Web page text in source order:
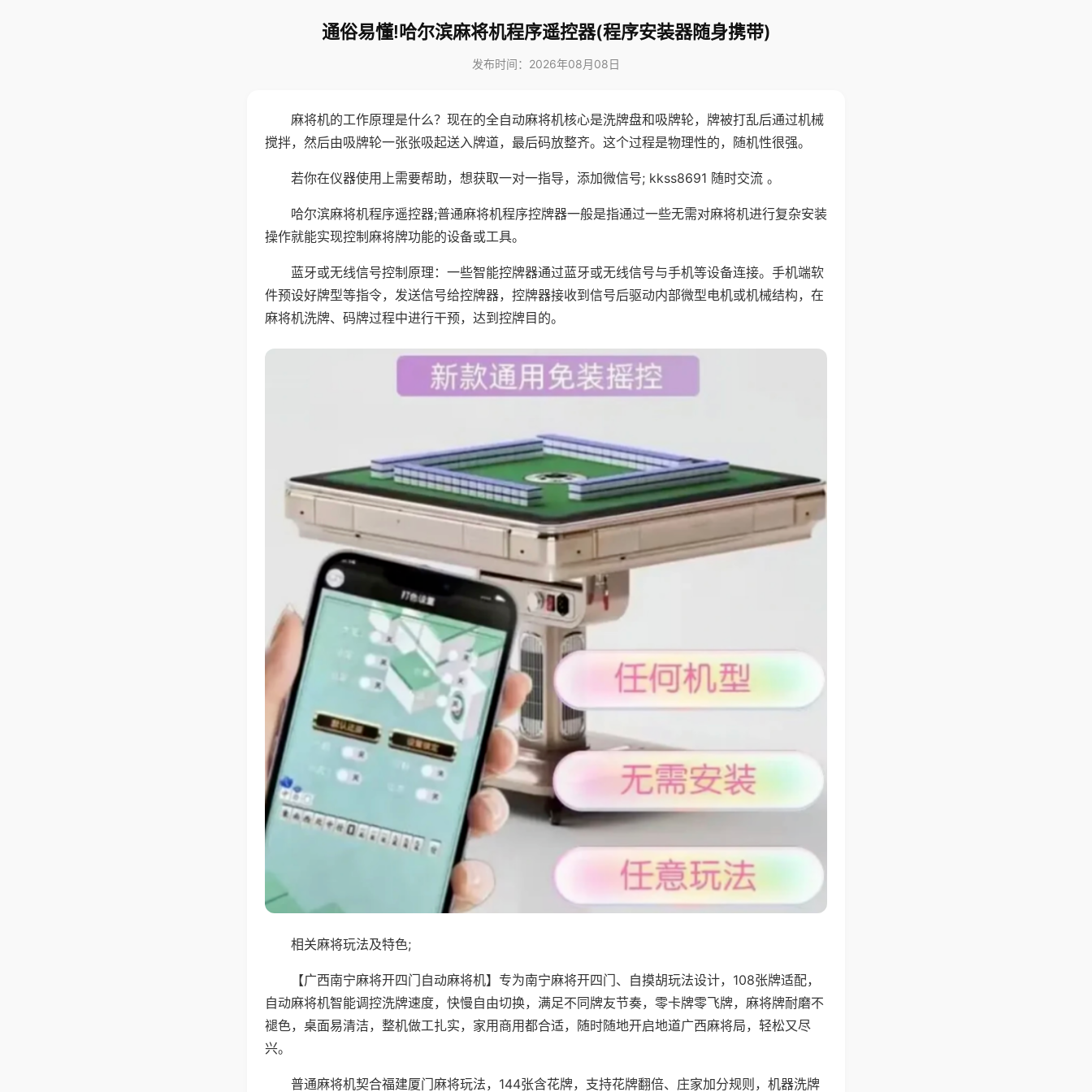
通俗易懂!哈尔滨麻将机程序遥控器(程序安装器随身携带)
发布时间：2026年08月08日
麻将机的工作原理是什么？现在的全自动麻将机核心是洗牌盘和吸牌轮，牌被打乱后通过机械
搅拌，然后由吸牌轮一张张吸起送入牌道，最后码放整齐。这个过程是物理性的，随机性很强。
若你在仪器使用上需要帮助，想获取一对一指导，添加微信号; kkss8691 随时交流 。
哈尔滨麻将机程序遥控器;普通麻将机程序控牌器一般是指通过一些无需对麻将机进行复杂安装
操作就能实现控制麻将牌功能的设备或工具。
蓝牙或无线信号控制原理：一些智能控牌器通过蓝牙或无线信号与手机等设备连接。手机端软
件预设好牌型等指令，发送信号给控牌器，控牌器接收到信号后驱动内部微型电机或机械结构，在
麻将机洗牌、码牌过程中进行干预，达到控牌目的。
相关麻将玩法及特色;
【广西南宁麻将开四门自动麻将机】专为南宁麻将开四门、自摸胡玩法设计，108张牌适配，
自动麻将机智能调控洗牌速度，快慢自由切换，满足不同牌友节奏，零卡牌零飞牌，麻将牌耐磨不
褪色，桌面易清洁，整机做工扎实，家用商用都合适，随时随地开启地道广西麻将局，轻松又尽
兴。
普通麻将机契合福建厦门麻将玩法，144张含花牌，支持花牌翻倍、庄家加分规则，机器洗牌